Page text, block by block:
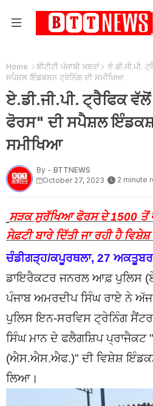
Home ਬੀਟੀਟੀ ਪੰਜਾਬੀ ਖ਼ਬਰਾਂ
ਏ.ਡੀ.ਜੀ.ਪੀ.
ਸਪੈਸ਼ਲ ਇੰਡਕਸ਼ਨ ਟ੍ਰੇਨਿੰਗ ਦੀ ਸਮੀਖਿਆ
ਏ.ਡੀ.ਜੀ.ਪੀ. ਟ੍ਰੈਫਿਕ
ਫੋਰਸ" ਦੀ ਸਪੈਸ਼ਲ
ਸਮੀਖਿਆ
By - BTTNEWS
October 27, 2023
2 minute
ਸੜਕ ਸੁਰੱਖਿਆ ਫੋਰਸ ਦੇ 1500 ਤੋਂ
ਸੇਫ਼ਟੀ ਬਾਰੇ ਦਿੱਤੀ ਜਾ ਰਹੀ ਹੈ
ਚੰਡੀਗੜ੍ਹ/ਕਪੂਰਥਲਾ, 27
ਡਾਇਰੈਕਟਰ ਜਨਰਲ ਆਫ਼ ਪੁਲਿਸ
ਪੰਜਾਬ ਅਮਰਦੀਪ ਸਿੰਘ ਰਾਏ ਨੇ
ਪੁਲਿਸ ਇਨ-ਸਰਵਿਸ ਟ੍ਰੇਨਿੰਗ
ਸਿੰਘ ਮਾਨ ਦੇ ਫਲੈਗਸ਼ਿਪ
(ਐਸ.ਐਸ.ਐਫ.)" ਦੀ ਵਿਸ਼ੇਸ਼
ਲਿਆ।